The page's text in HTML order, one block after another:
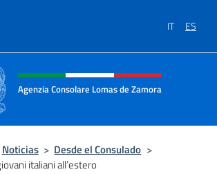
IT ES
del sitio web,
Agenzia Consolare Lomas de Zamora
Noticias > Desde el Consulado >
italiani all’estero